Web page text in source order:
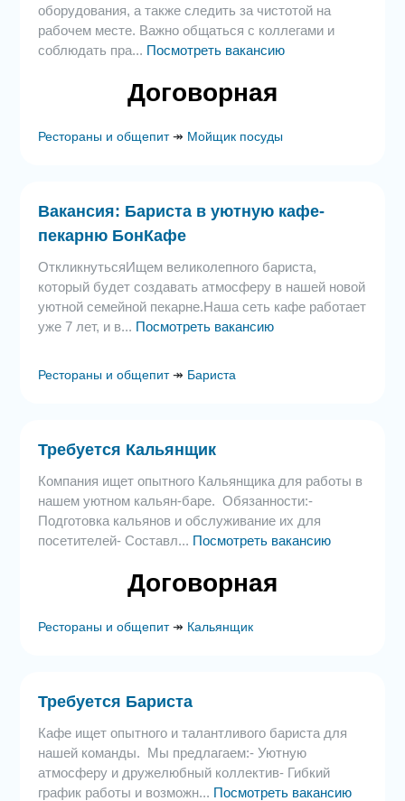
оборудования, а также следить за чистотой на
рабочем месте. Важно общаться с коллегами и
соблюдать пра... Посмотреть вакансию
Договорная
Рестораны и общепит↠ Мойщик посуды
Вакансия: Бариста в уютную кафе-
пекарню БонКафе
ОткликнутьсяИщем великолепного бариста,
который будет создавать атмосферу в нашей новой
уютной семейной пекарне.Наша сеть кафе работает
уже 7 лет, и в... Посмотреть вакансию
Рестораны и общепит↠ Бариста
Требуется Кальянщик
Компания ищет опытного Кальянщика для работы в
нашем уютном кальян-баре. Обязанности:-
Подготовка кальянов и обслуживание их для
посетителей- Составл... Посмотреть вакансию
Договорная
Рестораны и общепит↠ Кальянщик
Требуется Бариста
Кафе ищет опытного и талантливого бариста для
нашей команды. Мы предлагаем:- Уютную
атмосферу и дружелюбный коллектив- Гибкий
график работы и возможн... Посмотреть вакансию